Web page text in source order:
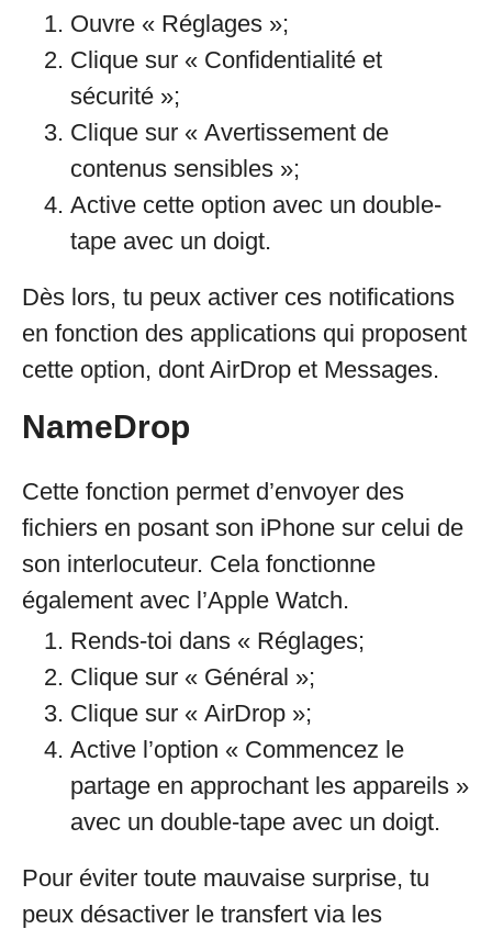
Ouvre « Réglages »;
Clique sur « Confidentialité et
sécurité »;
Clique sur « Avertissement de
contenus sensibles »;
Active cette option avec un double-
tape avec un doigt.
Dès lors, tu peux activer ces notifications
en fonction des applications qui proposent
cette option, dont AirDrop et Messages.
NameDrop
Cette fonction permet d’envoyer des
fichiers en posant son iPhone sur celui de
son interlocuteur. Cela fonctionne
également avec l’Apple Watch.
Rends-toi dans « Réglages;
Clique sur « Général »;
Clique sur « AirDrop »;
Active l’option « Commencez le
partage en approchant les appareils »
avec un double-tape avec un doigt.
Pour éviter toute mauvaise surprise, tu
peux désactiver le transfert via les